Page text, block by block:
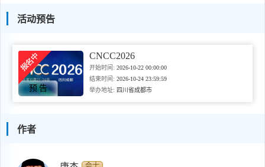
活动预告
预告
CNCC2026
开始时间: 2026-10-22 00:00:00
结束时间: 2026-10-24 23:59:59
举办地址: 四川省成都市
作者